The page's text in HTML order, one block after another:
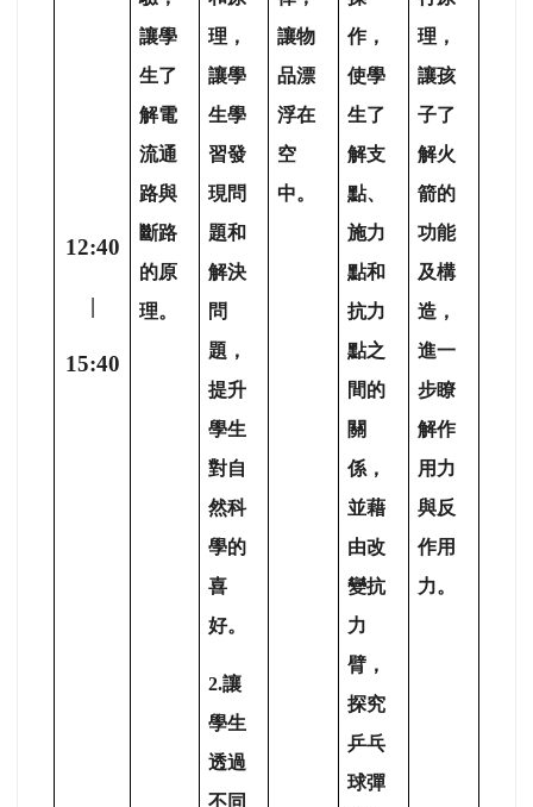
12:40
|
15:40
讓學
生了
解電
流通
路與
斷路
的原
理。
理，
讓學
生學
習發
現問
題和
解決
問
題，
提升
學生
對自
然科
學的
喜
好。
2.讓
學生
透過
不同
讓物
品漂
浮在
空
中。
作，
使學
生了
解支
點、
施力
點和
抗力
點之
間的
關
係，
並藉
由改
變抗
力
臂，
探究
乒乓
球彈
理，
讓孩
子了
解火
箭的
功能
及構
造，
進一
步瞭
解作
用力
與反
作用
力。